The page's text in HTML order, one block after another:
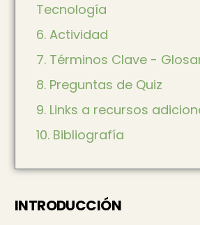
Tecnología
6. Actividad
7. Términos Clave -
8. Preguntas de Quiz
9. Links a recursos
10. Bibliografía
INTRODUCCIÓN